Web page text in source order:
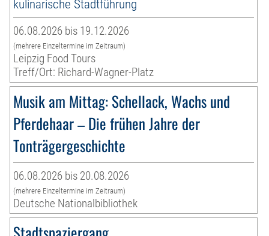
kulinarische Stadtführung
06.08.2026 bis 19.12.2026
(mehrere Einzeltermine im Zeitraum)
Leipzig Food Tours
Treff/Ort: Richard-Wagner-Platz
Musik am Mittag: Schellack, Wachs und
Pferdehaar – Die frühen Jahre der
Tonträgergeschichte
06.08.2026 bis 20.08.2026
(mehrere Einzeltermine im Zeitraum)
Deutsche Nationalbibliothek